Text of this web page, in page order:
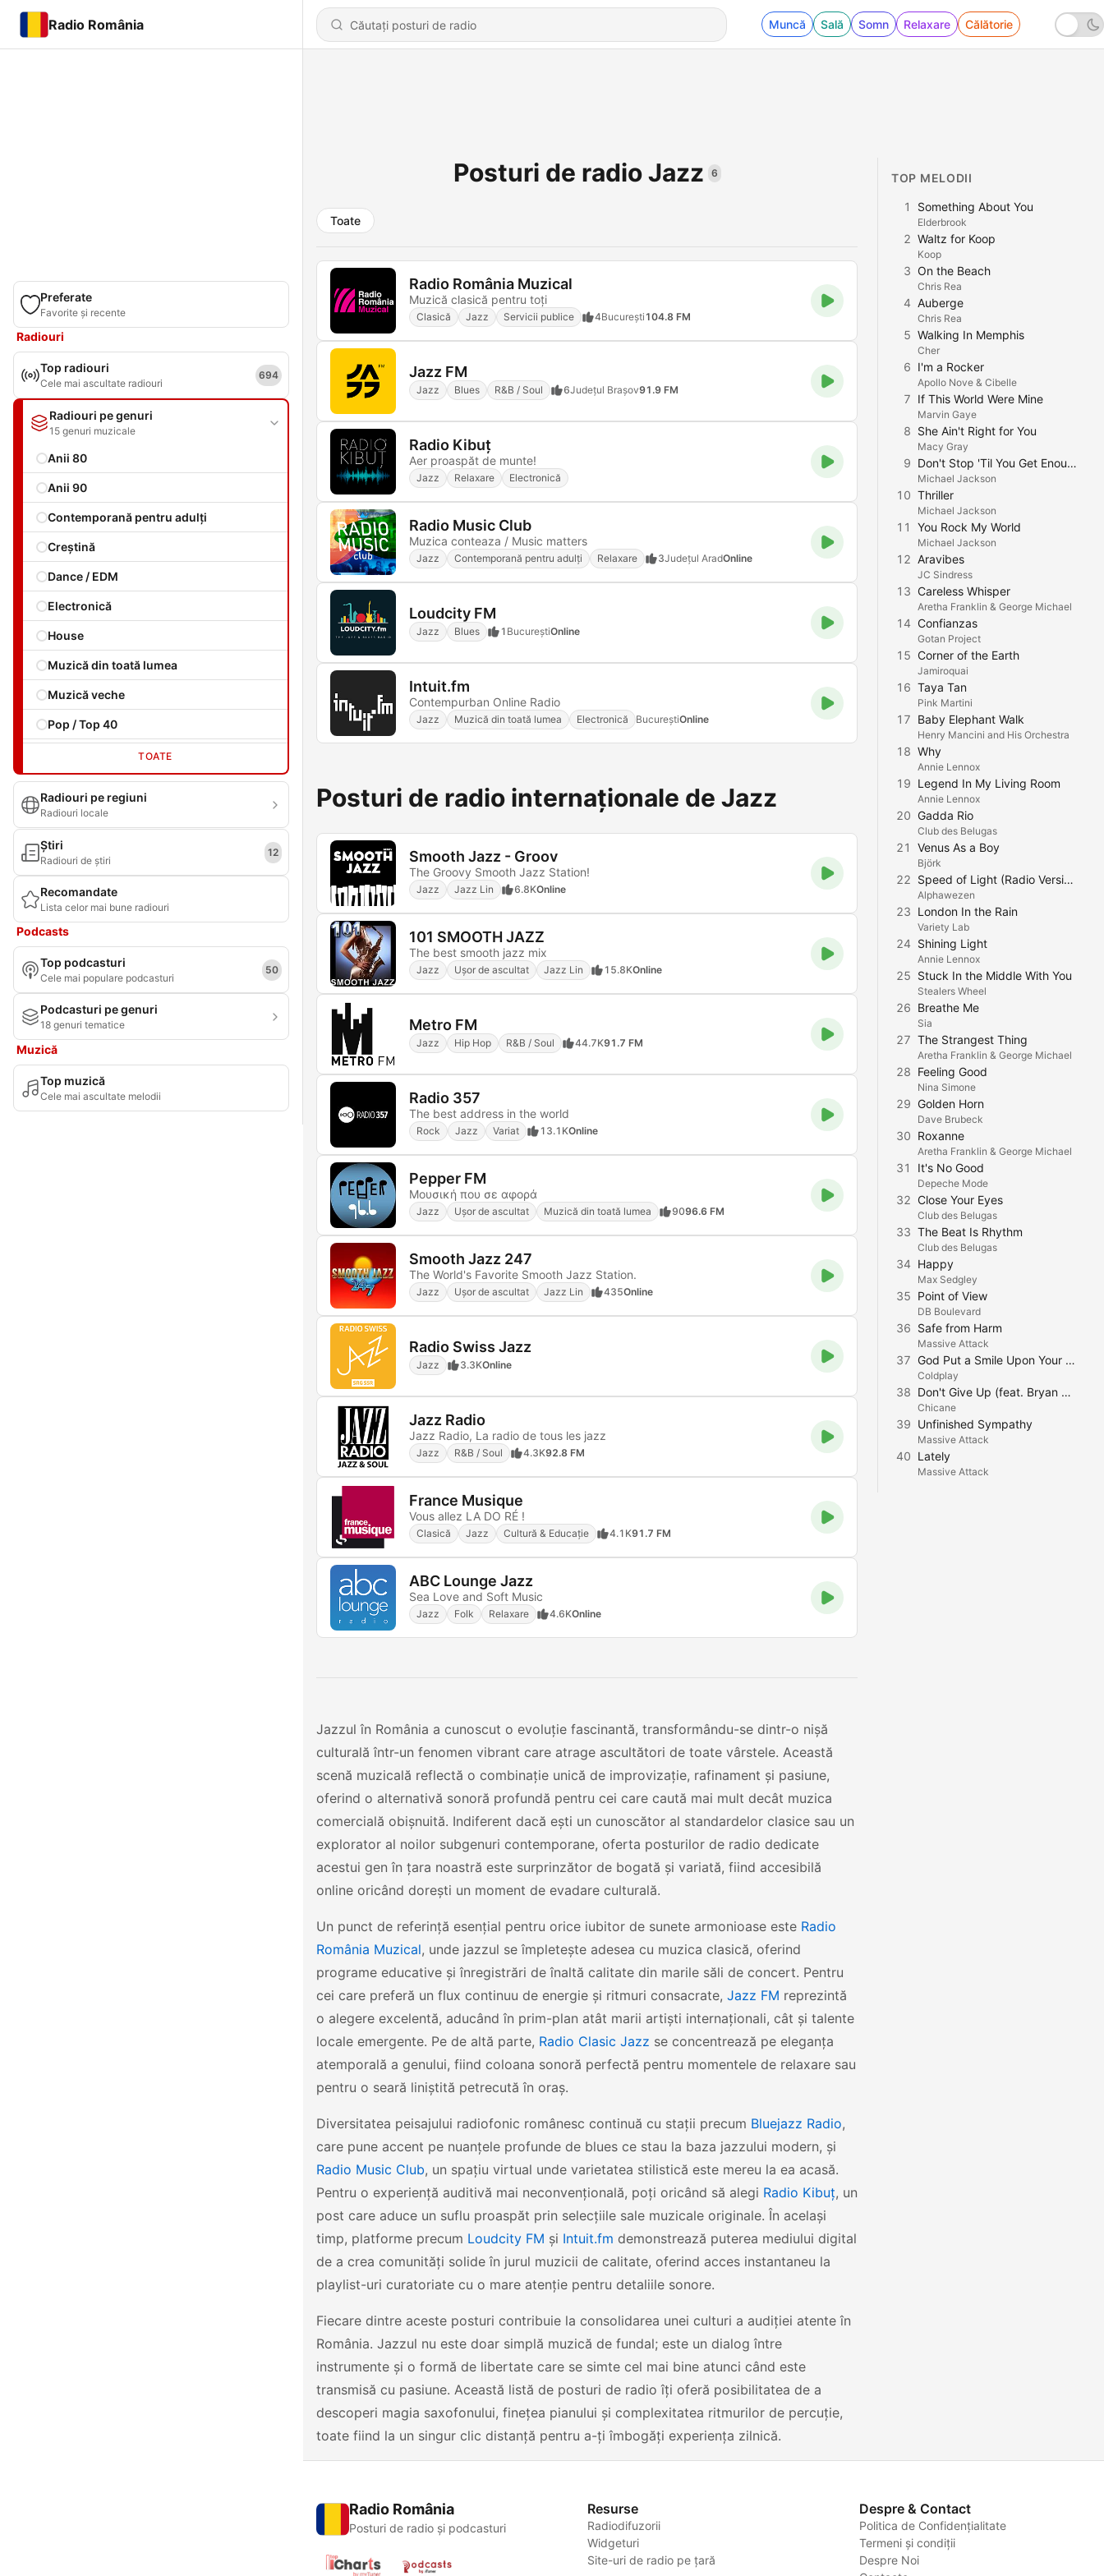
Radio România Muncă Sală Somn Relaxare Călătorie
Preferate
Favorite și recente
Radiouri
Top radiouri
Cele mai ascultate radiouri
694
Radiouri pe genuri
15 genuri muzicale
Anii 80
Anii 90
Contemporană pentru adulți
Creștină
Dance / EDM
Electronică
House
Muzică din toată lumea
Muzică veche
Pop / Top 40
TOATE
Radiouri pe regiuni
Radiouri locale
Știri
Radiouri de știri
12
Recomandate
Lista celor mai bune radiouri
Podcasts
Top podcasturi
Cele mai populare podcasturi
50
Podcasturi pe genuri
18 genuri tematice
Muzică
Top muzică
Cele mai ascultate melodii
Posturi de radio Jazz 6
Toate
Radio România Muzical
Muzică clasică pentru toţi
Clasică Jazz Servicii publice 4Bucureşti104.8 FM
Jazz FM
Jazz Blues R&B / Soul 6Județul Brașov91.9 FM
Radio Kibuț
Aer proaspăt de munte!
Jazz Relaxare Electronică
Radio Music Club
Muzica conteaza / Music matters
Jazz Contemporană pentru adulți Relaxare 3Județul AradOnline
Loudcity FM
Jazz Blues 1 BucureştiOnline
Intuit.fm
Contempurban Online Radio
Jazz Muzică din toată lumea Electronică BucureştiOnline
Posturi de radio internaționale de Jazz
Smooth Jazz - Groov
The Groovy Smooth Jazz Station!
Jazz Jazz Lin 6.8KOnline
101 SMOOTH JAZZ
The best smooth jazz mix
Jazz Ușor de ascultat Jazz Lin 15.8KOnline
Metro FM
Jazz Hip Hop R&B / Soul 44.7K91.7 FM
Radio 357
The best address in the world
Rock Jazz Variat 13.1KOnline
Pepper FM
Μουσική που σε αφορά
Jazz Ușor de ascultat Muzică din toată lumea 9096.6 FM
Smooth Jazz 247
The World's Favorite Smooth Jazz Station.
Jazz Ușor de ascultat Jazz Lin 435Online
Radio Swiss Jazz
Jazz 3.3KOnline
Jazz Radio
Jazz Radio, La radio de tous les jazz
Jazz R&B / Soul 4.3K92.8 FM
France Musique
Vous allez LA DO RÉ !
Clasică Jazz Cultură & Educație 4.1K91.7 FM
ABC Lounge Jazz
Sea Love and Soft Music
Jazz Folk Relaxare 4.6KOnline
Jazzul în România a cunoscut o evoluție fascinantă, transformându-se dintr-o nișă
culturală într-un fenomen vibrant care atrage ascultători de toate vârstele. Această
scenă muzicală reflectă o combinație unică de improvizație, rafinament și pasiune,
oferind o alternativă sonoră profundă pentru cei care caută mai mult decât muzica
comercială obișnuită. Indiferent dacă ești un cunoscător al standardelor clasice sau un
explorator al noilor subgenuri contemporane, oferta posturilor de radio dedicate
acestui gen în țara noastră este surprinzător de bogată și variată, fiind accesibilă
online oricând dorești un moment de evadare culturală.
Un punct de referință esențial pentru orice iubitor de sunete armonioase este Radio
România Muzical, unde jazzul se împletește adesea cu muzica clasică, oferind
programe educative și înregistrări de înaltă calitate din marile săli de concert. Pentru
cei care preferă un flux continuu de energie și ritmuri consacrate, Jazz FM reprezintă
o alegere excelentă, aducând în prim-plan atât marii artiști internaționali, cât și talente
locale emergente. Pe de altă parte, Radio Clasic Jazz se concentrează pe eleganța
atemporală a genului, fiind coloana sonoră perfectă pentru momentele de relaxare sau
pentru o seară liniștită petrecută în oraș.
Diversitatea peisajului radiofonic românesc continuă cu stații precum Bluejazz Radio,
care pune accent pe nuanțele profunde de blues ce stau la baza jazzului modern, și
Radio Music Club, un spațiu virtual unde varietatea stilistică este mereu la ea acasă.
Pentru o experiență auditivă mai neconvențională, poți oricând să alegi Radio Kibuț, un
post care aduce un suflu proaspăt prin selecțiile sale muzicale originale. În același
timp, platforme precum Loudcity FM și Intuit.fm demonstrează puterea mediului digital
de a crea comunități solide în jurul muzicii de calitate, oferind acces instantaneu la
playlist-uri curatoriate cu o mare atenție pentru detaliile sonore.
Fiecare dintre aceste posturi contribuie la consolidarea unei culturi a audiției atente în
România. Jazzul nu este doar simplă muzică de fundal; este un dialog între
instrumente și o formă de libertate care se simte cel mai bine atunci când este
transmisă cu pasiune. Această listă de posturi de radio îți oferă posibilitatea de a
descoperi magia saxofonului, finețea pianului și complexitatea ritmurilor de percuție,
toate fiind la un singur clic distanță pentru a-ți îmbogăți experiența zilnică.
TOP MELODII
1 Something About You
Elderbrook
2 Waltz for Koop
Koop
3 On the Beach
Chris Rea
4 Auberge
Chris Rea
5 Walking In Memphis
Cher
6 I'm a Rocker
Apollo Nove & Cibelle
7 If This World Were Mine
Marvin Gaye
8 She Ain't Right for You
Macy Gray
9 Don't Stop 'Til You Get Enough
Michael Jackson
10 Thriller
Michael Jackson
11 You Rock My World
Michael Jackson
12 Aravibes
JC Sindress
13 Careless Whisper
Aretha Franklin & George Michael
14 Confianzas
Gotan Project
15 Corner of the Earth
Jamiroquai
16 Taya Tan
Pink Martini
17 Baby Elephant Walk
Henry Mancini and His Orchestra
18 Why
Annie Lennox
19 Legend In My Living Room
Annie Lennox
20 Gadda Rio
Club des Belugas
21 Venus As a Boy
Björk
22 Speed of Light (Radio Version)
Alphawezen
23 London In the Rain
Variety Lab
24 Shining Light
Annie Lennox
25 Stuck In the Middle With You
Stealers Wheel
26 Breathe Me
Sia
27 The Strangest Thing
Aretha Franklin & George Michael
28 Feeling Good
Nina Simone
29 Golden Horn
Dave Brubeck
30 Roxanne
Aretha Franklin & George Michael
31 It's No Good
Depeche Mode
32 Close Your Eyes
Club des Belugas
33 The Beat Is Rhythm
Club des Belugas
34 Happy
Max Sedgley
35 Point of View
DB Boulevard
36 Safe from Harm
Massive Attack
37 God Put a Smile Upon Your Face
Coldplay
38 Don't Give Up (feat. Bryan Adams)
Chicane
39 Unfinished Sympathy
Massive Attack
40 Lately
Massive Attack
Radio România
Posturi de radio și podcasturi
Resurse
Radiodifuzorii
Widgeturi
Site-uri de radio pe țară
Despre & Contact
Politica de Confidențialitate
Termeni și condiții
Despre Noi